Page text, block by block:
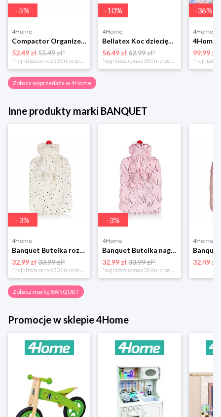
-5%
4Home
Compactor Organizer do przechowywania Toronto, 30 x 20 x 12 cm, ciemnobrązowy
52.49 zł55.49 zł*
-10%
4Home
Bellatex Koc dziecięcy Bára Butterfly różowy, 75 x 100 cm
56.49 zł 62.99 zł*
-36%
4Home
99.99 zł
Zobacz wyprzedaże w 4Home
Inne produkty marki BANQUET
-3%
4Home
Banquet Butelka rozgrzewająca termofor STARS, 2 l
32.99 zł33.99 zł*
*najniższa cena z 30 dni przed obniżką
-3%
4Home
Banquet Butelka nagrzewająca termofor WRAP, 2 l
32.99 zł 33.99 zł*
*najniższa cena z 30 dni przed obniżką
4Home
32.49 zł
Zobacz markę BANQUET
Promocje w sklepie 4Home